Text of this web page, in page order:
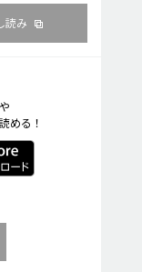
読み
める！